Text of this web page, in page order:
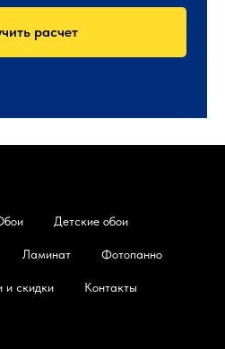
расчет
Детские обои
Ламинат Фотопанно
и скидки Контакты